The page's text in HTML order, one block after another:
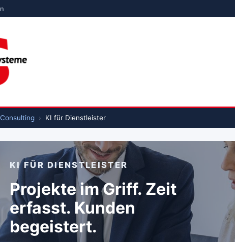
› KI für Dienstleister
KI FÜR DIENSTLEISTER
Projekte im Griff. Zeit
erfasst. Kunden
begeistert.